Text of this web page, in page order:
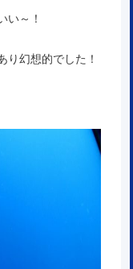
い～！
り幻想的でした！